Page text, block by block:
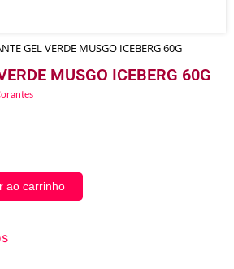
GEL VERDE MUSGO ICEBERG 60G
MUSGO ICEBERG 60G
ao carrinho